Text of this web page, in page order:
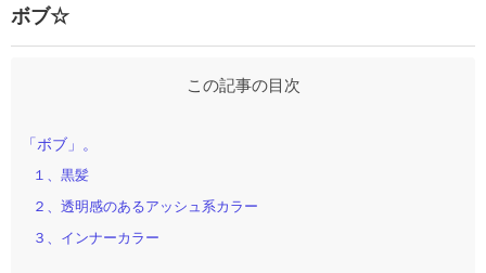
ボブ☆
この記事の目次
「ボブ」。
１、黒髪
２、透明感のあるアッシュ系カラー
３、インナーカラー